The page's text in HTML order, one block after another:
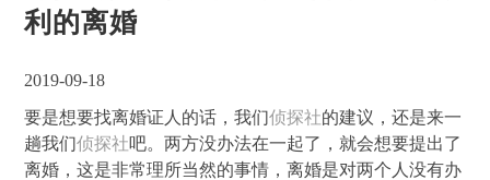
利的离婚
2019-09-18
要是想要找离婚证人的话，我们侦探社的建议，还是来一
趟我们侦探社吧。两方没办法在一起了，就会想要提出了
离婚，这是非常理所当然的事情，离婚是对两个人没有办